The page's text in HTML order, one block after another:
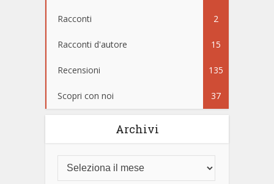
Racconti 2
Racconti d'autore 15
Recensioni 135
Scopri con noi 37
Archivi